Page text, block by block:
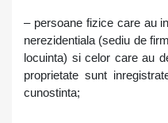
– persoane fizice care au
nerezidentiala (sediu de
locuinta) si celor careau
proprietate sunt
cunostinta;